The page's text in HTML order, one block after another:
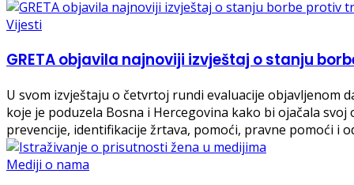
Vijesti
GRETA objavila najnoviji izvještaj o stanju
U svom izvještaju o četvrtoj rundi evaluacije objavljenom
koje je poduzela Bosna i Hercegovina kako bi ojačala
prevencije, identifikacije žrtava, pomoći, pravne pomoći i
Mediji o nama